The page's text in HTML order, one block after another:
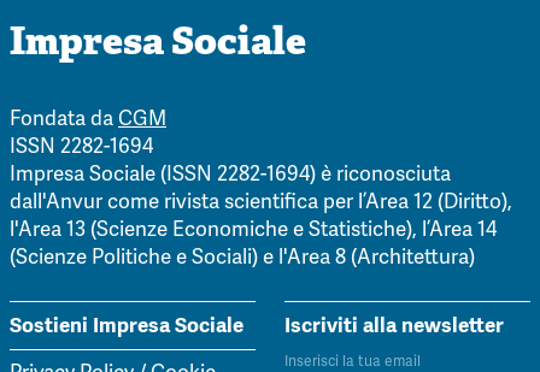
Impresa Sociale
Fondata daCGM
ISSN 2282-1694
Impresa Sociale (ISSN 2282-1694) è riconosciuta
dall'Anvur come rivista scientifica per l’Area 12 (Diritto),
l'Area 13 (Scienze Economiche e Statistiche), l’Area 14
(Scienze Politiche e Sociali) e l'Area 8 (Architettura)
Sostieni Impresa Sociale Iscriviti alla newsletter